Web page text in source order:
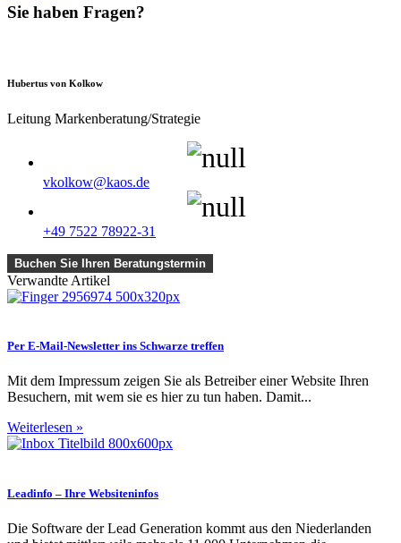
Sie haben Fragen?
Hubertus von Kolkow
Leitung Markenberatung/Strategie
vkolkow@kaos.de
+49 7522 78922-31
Buchen Sie Ihren Beratungstermin
Verwandte Artikel
Per E-Mail-Newsletter ins Schwarze treffen
Mit dem Impressum zeigen Sie als Betreiber einer Website Ihren
Besuchern, mit wem sie es hier zu tun haben. Damit...
Weiterlesen »
Leadinfo – Ihre Websiteninfos
Die Software der Lead Generation kommt aus den Niederlanden